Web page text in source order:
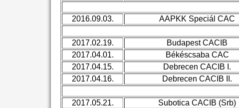
2016.09.03.
AAPKK Speciál CAC
2017.02.19.
Budapest CACIB
2017.04.01.
Békéscsaba CAC
2017.04.15.
Debrecen CACIB I.
2017.04.16.
Debrecen CACIB II.
2017.05.21.
Subotica CACIB (Srb)